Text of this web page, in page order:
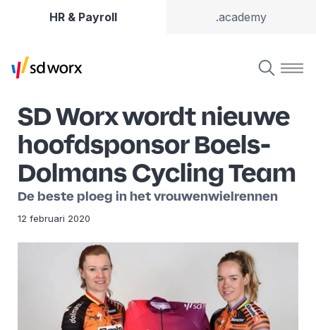
HR & Payroll .academy
SD Worx wordt nieuwe
hoofdsponsor Boels-
Dolmans Cycling Team
De beste ploeg in het vrouwenwielrennen
12 februari 2020